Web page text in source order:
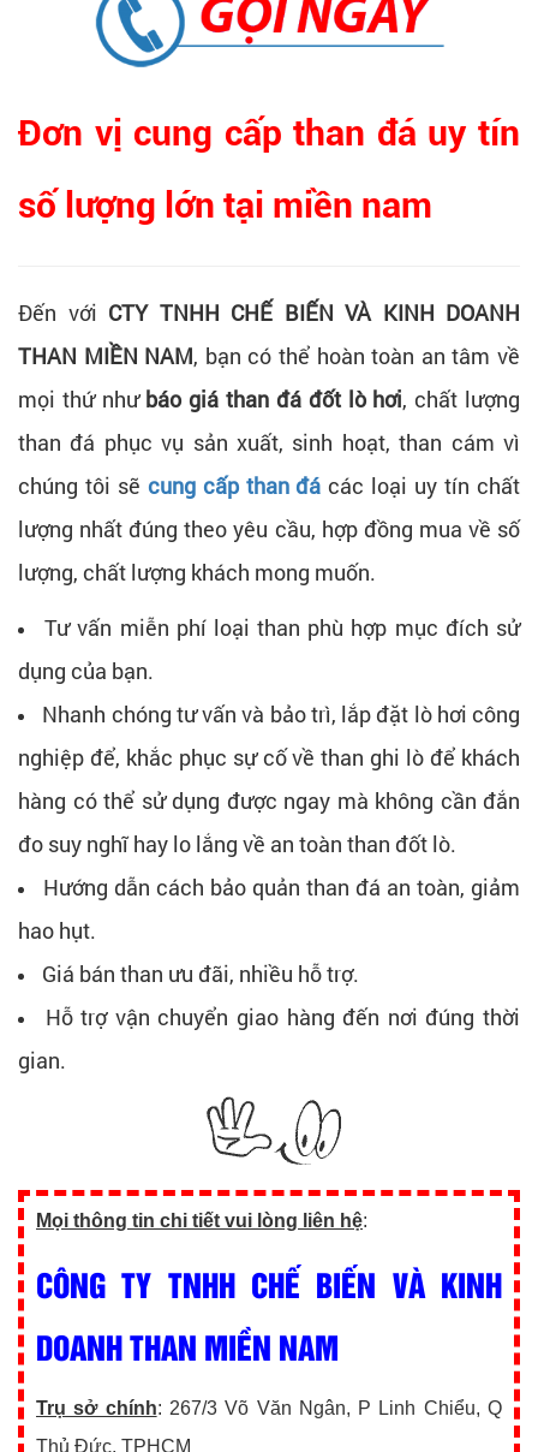
Đơn vị cung cấp than đá uy tín
số lượng lớn tại miền nam
Đến với CTY TNHH CHẾ BIẾN VÀ KINH DOANH
THAN MIỀN NAM, bạn có thể hoàn toàn an tâm về
mọi thứ như báo giá than đá đốt lò hơi, chất lượng
than đá phục vụ sản xuất, sinh hoạt, than cám vì
chúng tôi sẽ cung cấp than đá các loại uy tín chất
lượng nhất đúng theo yêu cầu, hợp đồng mua về số
lượng, chất lượng khách mong muốn.
Tư vấn miễn phí loại than phù hợp mục đích sử
dụng của bạn.
Nhanh chóng tư vấn và bảo trì, lắp đặt lò hơi công
nghiệp để, khắc phục sự cố về than ghi lò để khách
hàng có thể sử dụng được ngay mà không cần đắn
đo suy nghĩ hay lo lắng về an toàn than đốt lò.
Hướng dẫn cách bảo quản than đá an toàn, giảm
hao hụt.
Giá bán than ưu đãi, nhiều hỗ trợ.
Hỗ trợ vận chuyển giao hàng đến nơi đúng thời
gian.
Mọi thông tin chi tiết vui lòng liên hệ:
CÔNG TY TNHH CHẾ BIẾN VÀ KINH
DOANH THAN MIỀN NAM
Trụ sở chính: 267/3 Võ Văn Ngân, P Linh Chiểu, Q
Thủ Đức, TPHCM